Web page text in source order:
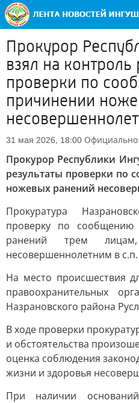
Прокурор
взял на контроль
проверки по
причинении
31 мая 2026, 18:00 Официально
Прокурор Республики
результаты проверки по
ножевых ранений
Прокуратура
проверку по
ранений трем
несовершеннолетним в
На место происшествия
правоохранительных
Назрановского района
В ходе проверки
и обстоятельства
оценка соблюдения
жизни и здоровья
При наличии